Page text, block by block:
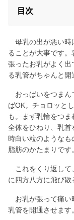
目次
母乳の出が悪い時
ることが大事です
張ったお乳がよく
る乳管がちゃんと開
おっぱいをつまん
ばOK。チョロッと
も。まず乳輪をつ
全体をひねり、乳
時白い粒のようなも
脂肪のかたまりです。
これをくり返して
に四方八方に飛び散
お乳が張って痛い
乳管を開通させます。